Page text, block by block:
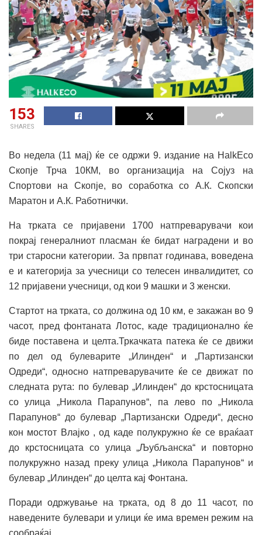
153
SHARES
Во недела (11 мај) ќе се одржи 9. издание на HalkEco
Скопје Трча 10КМ, во организација на Сојуз на
Спортови на Скопје, во соработка со А.К. Скопски
Маратон и А.К. Работнички.
На трката се пријавени 1700 натпреварувачи кои
покрај генералниот пласман ќе бидат наградени и во
три старосни категории. За првпат годинава, воведена
е и категорија за учесници со телесен инвалидитет, со
12 пријавени учесници, од кои 9 машки и 3 женски.
Стартот на трката, со должина од 10 км, е закажан во 9
часот, пред фонтаната Лотос, каде традиционално ќе
биде поставена и целта.Тркачката патека ќе се движи
по дел од булеварите „Илинден“ и „Партизански
Одреди“, односно натпреварувачите ќе се движат по
следната рута: по булевар „Илинден“ до крстосницата
со улица „Никола Парапунов“, па лево по „Никола
Парапунов“ до булевар „Партизански Одреди“, десно
кон мостот Влајко , од каде полукружно ќе се враќаат
до крстосницата со улица „Љубљанска“ и повторно
полукружно назад преку улица „Никола Парапунов“ и
булевар „Илинден“ до целта кај Фонтана.
Поради одржување на трката, од 8 до 11 часот, по
наведените булевари и улици ќе има времен режим на